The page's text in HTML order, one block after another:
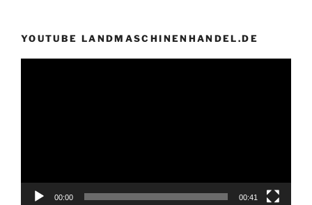
YOUTUBE LANDMASCHINENHANDEL.DE
00:00 00:41